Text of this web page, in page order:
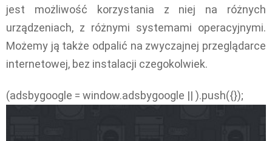
jest możliwość korzystania z niej na różnych
urządzeniach, z różnymi systemami operacyjnymi.
Możemy ją także odpalić na zwyczajnej przeglądarce
internetowej, bez instalacji czegokolwiek.
(adsbygoogle = window.adsbygoogle || ).push({});